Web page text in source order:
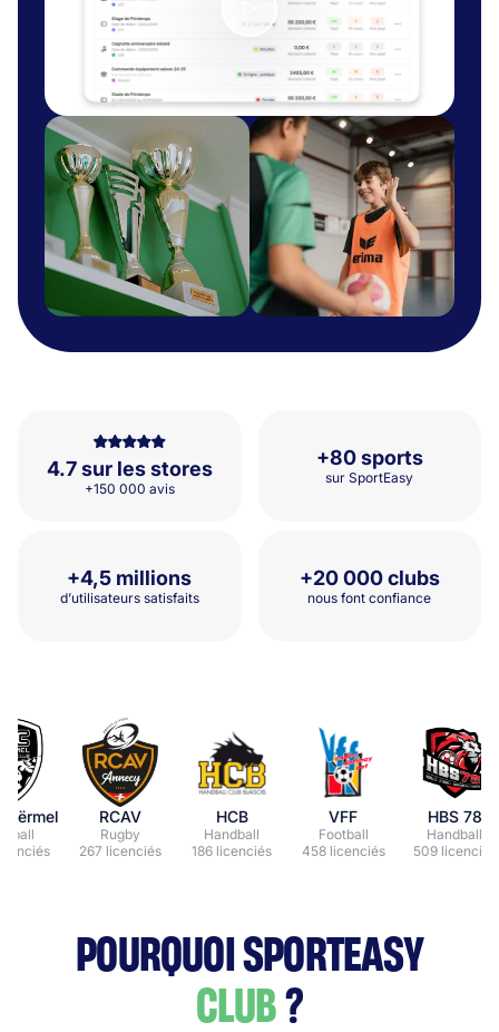
4.7 sur les stores
+150 000 avis
+80 sports
sur SportEasy
+4,5 millions
d’utilisateurs satisfaits
+20 000 clubs
nous font confiance
RCAV
Rugby
267 licenciés
HCB
Handball
186 licenciés
VFF
Football
458 licenciés
HBS 78
Handball
509 licenciés
POURQUOI SPORTEASY
CLUB?